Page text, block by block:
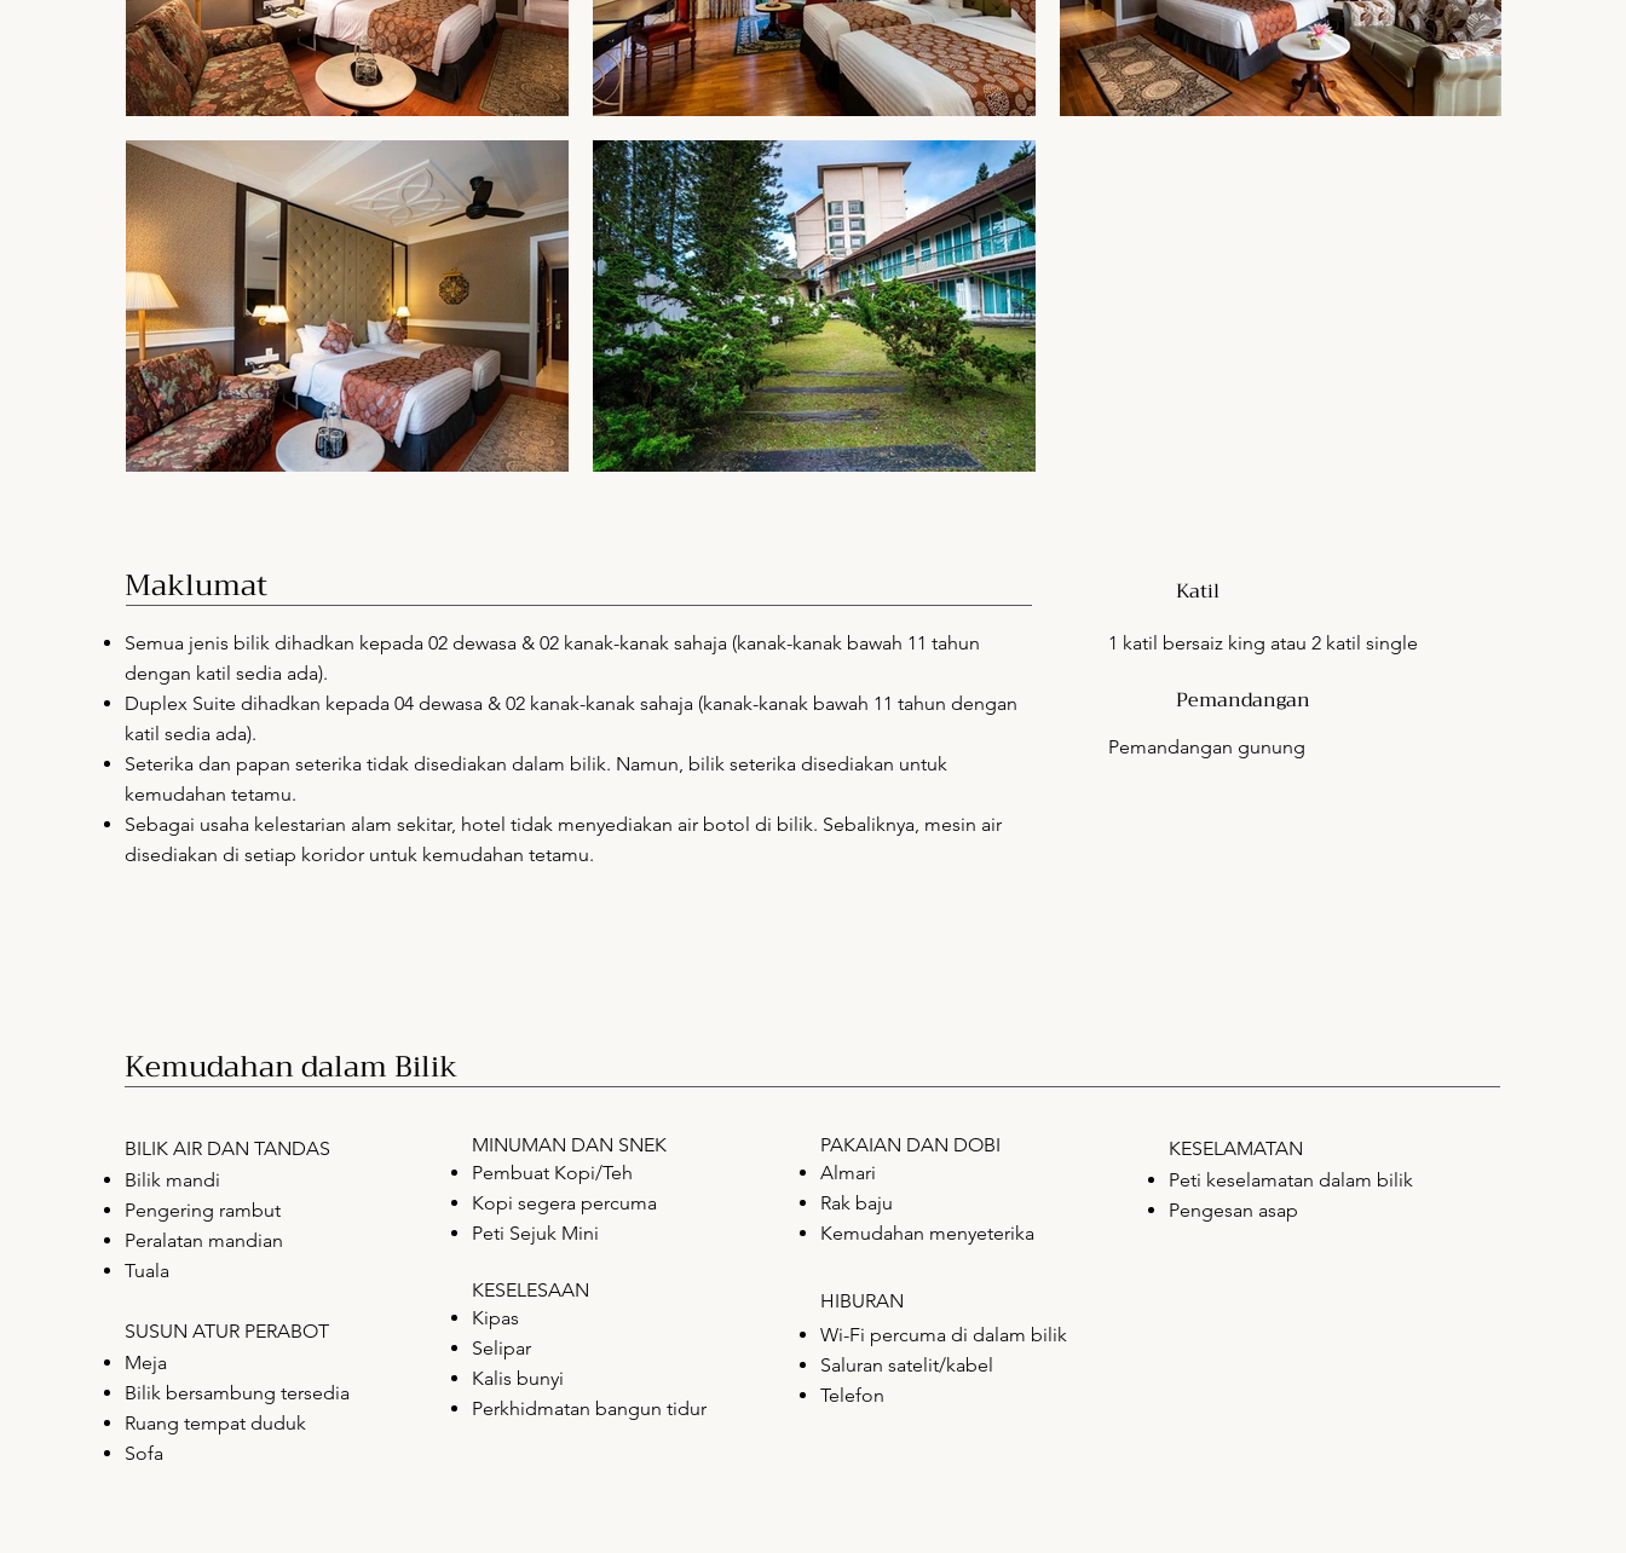
Maklumat
Semua jenis bilik dihadkan kepada 02 dewasa & 02 kanak-kanak sahaja (kanak-kanak bawah 11 tahun
dengan katil sedia ada).
Duplex Suite dihadkan kepada 04 dewasa & 02 kanak-kanak sahaja (kanak-kanak bawah 11 tahun dengan
katil sedia ada).
Seterika dan papan seterika tidak disediakan dalam bilik. Namun, bilik seterika disediakan untuk
kemudahan tetamu.
Sebagai usaha kelestarian alam sekitar, hotel tidak menyediakan air botol di bilik. Sebaliknya, mesin air
disediakan di setiap koridor untuk kemudahan tetamu.
Katil
1 katil bersaiz king atau 2 katil single
Pemandangan
Pemandangan gunung
Kemudahan dalam Bilik
BILIK AIR DAN TANDAS
Bilik mandi
Pengering rambut
Peralatan mandian
Tuala
SUSUN ATUR PERABOT
Meja
Bilik bersambung tersedia
Ruang tempat duduk
Sofa
MINUMAN DAN SNEK
Pembuat Kopi/Teh
Kopi segera percuma
Peti Sejuk Mini
KESELESAAN
Kipas
Selipar
Kalis bunyi
Perkhidmatan bangun tidur
PAKAIAN DAN DOBI
Almari
Rak baju
Kemudahan menyeterika
HIBURAN
Wi-Fi percuma di dalam bilik
Saluran satelit/kabel
Telefon
KESELAMATAN
Peti keselamatan dalam bilik
Pengesan asap